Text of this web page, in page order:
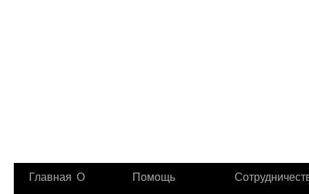
Главная О
Помощь